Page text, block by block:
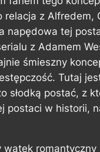
z Alfredem,
napędowa tej
z Adamem
śmieszny
Tutaj
słodką postać, z
postaci w historii,
wątek